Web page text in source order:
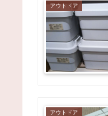
アウトドア
アウトドア